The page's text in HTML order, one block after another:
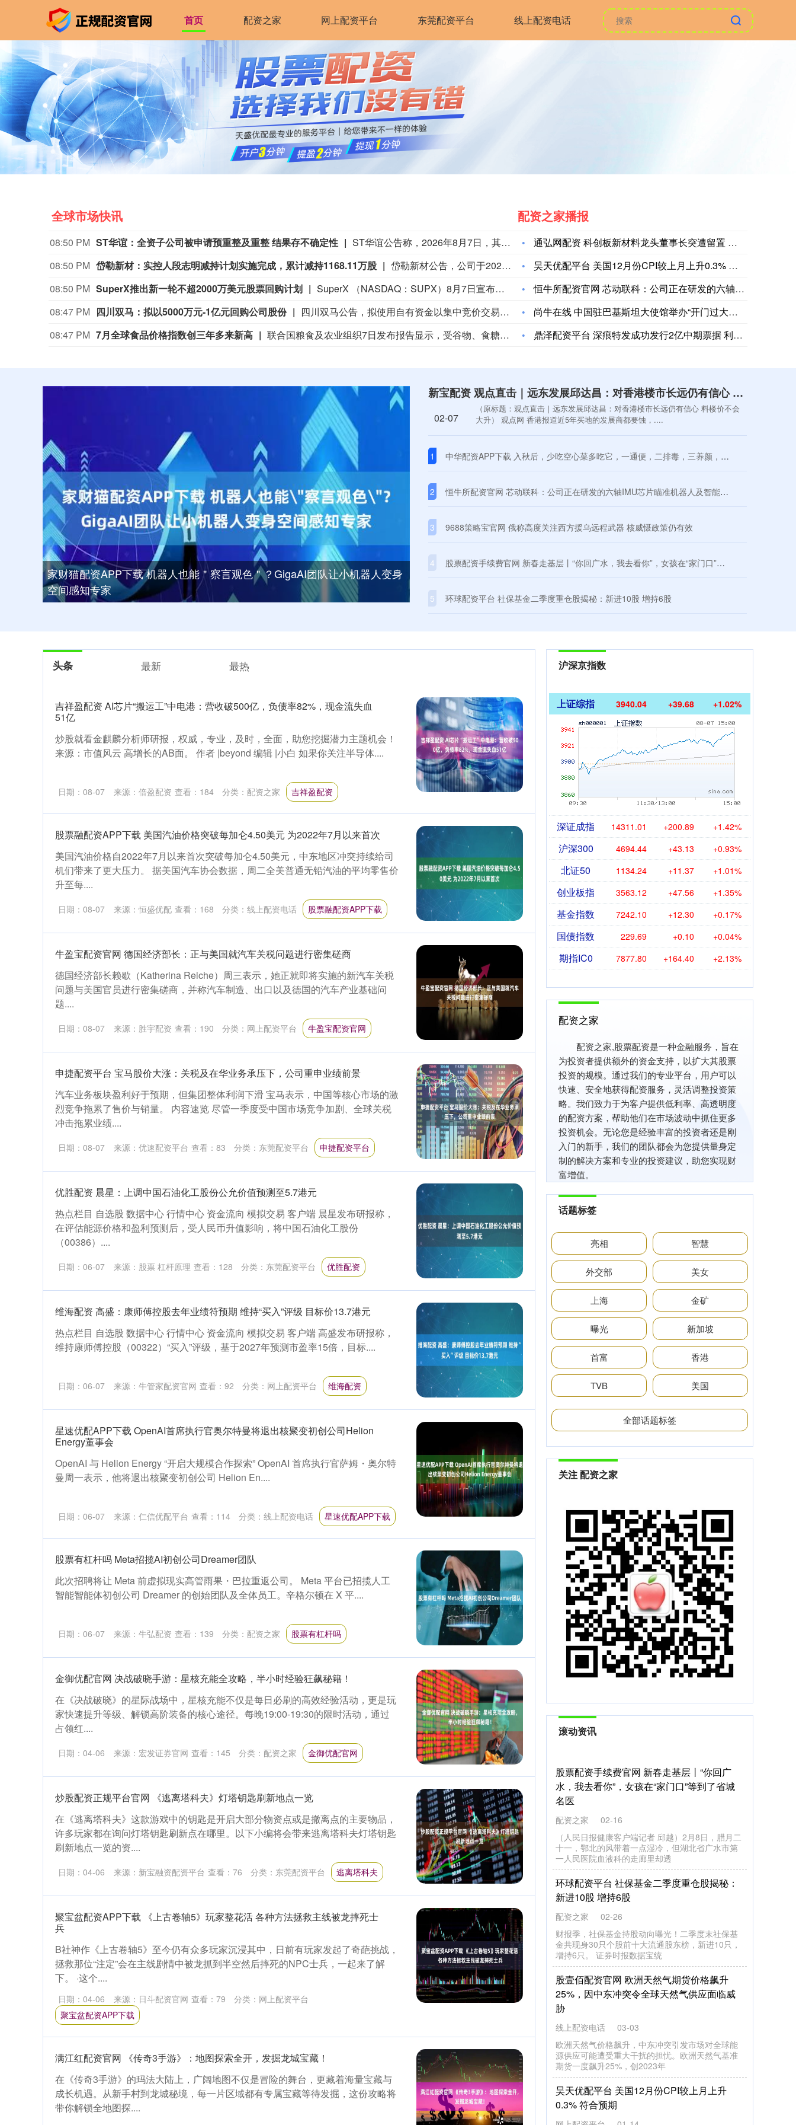
首页 配资之家 网上配资平台 东莞配资平台 线上配资电话
全球市场快讯
08:50 PM ST华谊：全资子公司被申请预重整及重整 结果存不确定性
ST华谊公告称，2026年8月7日，其全资子公司华谊电影收到债权人全息加（无锡）科技有限公司《告知函》，后者以华谊电影不能清偿到期债务且资不抵债但具备重整价值为由，于8月6日向金华中院申请对华谊电影进行重整并启动预重整程序，同时申请与公司预重整及重整案件协同审理。截至公告披露日，华谊电影未收到受理文件，后续是否进入预重整或重整程序存重大不确定性。若重整失败，华谊电影或被宣告破产，公司可能失去控制权。公司目前仍处预重整阶段，后续是否进入重整程序也不确定。
08:50 PM 岱勒新材：实控人段志明减持计划实施完成，累计减持1168.11万股
岱勒新材公告，公司于2026年5月19日披露实际控制人段志明先生的减持计划，其计划在2026年6月10日至2026年9月9日期间减持不超过1168.11万股（占总股本比例2.94%）。近日收到告知函，段志明先生于2026年6月15日至2026年8月6日期间，通过集中竞价及大宗交易方式累计减持1168.11万股，占总股本比例2.94%，本次减持计划已实施完成。减持后，段志明先生合计持有公司股份4031.64万股，占总股本比例10.15%。
08:50 PM SuperX推出新一轮不超2000万美元股票回购计划
SuperX （NASDAQ：SUPX）8月7日宣布，公司董事会批准设立新一轮12个月的股票回购计划，并授予最高2000万美元的回购额度。
08:47 PM 四川双马：拟以5000万元-1亿元回购公司股份
四川双马公告，拟使用自有资金以集中竞价交易方式回购公司股份，回购资金总额不低于人民币5000万元（含）且不超过人民币1亿元（含），回购价格不超过人民币36元/股（含），回购股份将用于维护公司价值及股东权益所必需，并在回购完成后的十二个月后全部用于出售。回购期限自2026年9月1日起至2026年11月6日。
08:47 PM 7月全球食品价格指数创三年多来新高 联合国粮食及农业组织7日发布报告显示，受谷物、食糖和植物油价格上涨带动，7月全球食品价格指数环比上涨0.6%至131.1点，为2023年1月以来新高，但较2022年3月历史高点低18.2%。 报告显示，谷物价格指数环比上涨3.4%，其中小麦价格因黑海地区出口受扰、主要产区高温上涨5.8%，玉米价格因美国部分产区高温干旱及能源价格走强上涨3.6%，大米价格总体稳定。 受国际原油价格上涨带动棕榈油和豆油价格走高等因素影响，植物油价格指数环比上涨2.0%，创2022年6月以来新高；受欧洲高温干旱等因素影响，食糖价格指数环比上涨5.6%；肉类和乳制品价格分别环比下降2.8%和0.7%。 报告指出，全球食品价格整体仍处于2022年以来相对低位，但地缘局势、极端天气等因素将继续推高部分农产品价格。(新华社)
配资之家播报
通弘网配资 科创板新材料龙头董事长突遭留置 董事会迅速“换帅
昊天优配平台 美国12月份CPI较上月上升0.3% 符合预期
恒牛所配资官网 芯动联科：公司正在研发的六轴IMU芯片瞄准机
尚牛在线 中国驻巴基斯坦大使馆举办“开门过大年”活动
鼎泽配资平台 深痕特发成功发行2亿中期票据 利率2.12%
家财猫配资APP下载 机器人也能＂察言观色＂？GigaAI团队让小机器人变身
空间感知专家
新宝配资 观点直击｜远东发展邱达昌：对香港楼市长远仍有信心 料楼价不会大升
（原标题：观点直击｜远东发展邱达昌：对香港楼市长远仍有信心 料楼价不会
大升） 观点网 香港报道近5年买地的发展商都要蚀，....
02-07
1 中华配资APP下载 入秋后，少吃空心菜多吃它，一通便，二排毒，三养颜，这菜全身是宝_红薯_嫩叶_野菜
2 恒牛所配资官网 芯动联科：公司正在研发的六轴IMU芯片瞄准机器人及智能驾驶等市场
3 9688策略宝官网 俄称高度关注西方援乌远程武器 核威慑政策仍有效
4 股票配资手续费官网 新春走基层丨“你回广水，我去看你”，女孩在“家门口”等到了省城名医
5 环球配资平台 社保基金二季度重仓股揭秘：新进10股 增持6股
头条 最新 最热
吉祥盈配资 AI芯片“搬运工”中电港：营收破500亿，负债率82%，现金流失血
51亿
炒股就看金麒麟分析师研报，权威，专业，及时，全面，助您挖掘潜力主题机会！
来源：市值风云 高增长的AB面。 作者 |beyond 编辑 |小白 如果你关注半导体....
日期：08-07 来源：倍盈配资 查看： 184 分类： 配资之家 吉祥盈配资
股票融配资APP下载 美国汽油价格突破每加仑4.50美元 为2022年7月以来首次
美国汽油价格自2022年7月以来首次突破每加仑4.50美元，中东地区冲突持续给司
机们带来了更大压力。 据美国汽车协会数据，周二全美普通无铅汽油的平均零售价
升至每....
日期：08-07 来源：恒盛优配 查看： 168 分类： 线上配资电话 股票融配资APP下载
牛盈宝配资官网 德国经济部长：正与美国就汽车关税问题进行密集磋商
德国经济部长赖歇（Katherina Reiche）周三表示，她正就即将实施的新汽车关税
问题与美国官员进行密集磋商，并称汽车制造、出口以及德国的汽车产业基础问
题....
日期：08-07 来源：胜宇配资 查看： 190 分类： 网上配资平台 牛盈宝配资官网
申捷配资平台 宝马股价大涨：关税及在华业务承压下，公司重申业绩前景
汽车业务板块盈利好于预期，但集团整体利润下滑 宝马表示，中国等核心市场的激
烈竞争拖累了售价与销量。 内容速览 尽管一季度受中国市场竞争加剧、全球关税
冲击拖累业绩....
日期：08-07 来源：优速配资平台 查看： 83 分类： 东莞配资平台 申捷配资平台
优胜配资 晨星：上调中国石油化工股份公允价值预测至5.7港元
热点栏目 自选股 数据中心 行情中心 资金流向 模拟交易 客户端 晨星发布研报称，
在评估能源价格和盈利预测后，受人民币升值影响，将中国石油化工股份
（00386）....
日期：06-07 来源：股票 杠杆原理 查看： 128 分类： 东莞配资平台 优胜配资
维海配资 高盛：康师傅控股去年业绩符预期 维持“买入”评级 目标价13.7港元
热点栏目 自选股 数据中心 行情中心 资金流向 模拟交易 客户端 高盛发布研报称，
维持康师傅控股（00322）“买入”评级，基于2027年预测市盈率15倍，目标....
日期：06-07 来源：牛管家配资官网 查看： 92 分类： 网上配资平台 维海配资
星速优配APP下载 OpenAI首席执行官奥尔特曼将退出核聚变初创公司Helion
Energy董事会
OpenAI 与 Helion Energy “开启大规模合作探索” OpenAI 首席执行官萨姆・奥尔特
曼周一表示，他将退出核聚变初创公司 Helion En....
日期：06-07 来源：仁信优配平台 查看： 114 分类： 线上配资电话 星速优配APP下载
股票有杠杆吗 Meta招揽AI初创公司Dreamer团队
此次招聘将让 Meta 前虚拟现实高管雨果・巴拉重返公司。 Meta 平台已招揽人工
智能智能体初创公司 Dreamer 的创始团队及全体员工。辛格尔顿在 X 平....
日期：06-07 来源：牛弘配资 查看： 139 分类： 配资之家 股票有杠杆吗
金御优配官网 决战破晓手游：星核充能全攻略，半小时经验狂飙秘籍！
在《决战破晓》的星际战场中，星核充能不仅是每日必刷的高效经验活动，更是玩
家快速提升等级、解锁高阶装备的核心途径。每晚19:00-19:30的限时活动，通过
占领红....
日期：04-06 来源：宏发证券官网 查看： 145 分类： 配资之家 金御优配官网
炒股配资正规平台官网 《逃离塔科夫》灯塔钥匙刷新地点一览
在《逃离塔科夫》这款游戏中的钥匙是开启大部分物资点或是撤离点的主要物品，
许多玩家都在询问灯塔钥匙刷新点在哪里。以下小编将会带来逃离塔科夫灯塔钥匙
刷新地点一览的资....
日期：04-06 来源：新宝融资配资平台 查看： 76 分类： 东莞配资平台 逃离塔科夫
聚宝盆配资APP下载 《上古卷轴5》玩家整花活 各种方法拯救主线被龙摔死士
兵
B社神作《上古卷轴5》至今仍有众多玩家沉浸其中，日前有玩家发起了奇葩挑战，
拯救那位“注定”会在主线剧情中被龙抓到半空然后摔死的NPC士兵，一起来了解
下。 ·这个....
日期：04-06 来源：日斗配资官网 查看： 79 分类： 网上配资平台
聚宝盆配资APP下载
满江红配资官网 《传奇3手游》：地图探索全开，发掘龙城宝藏！
在《传奇3手游》的玛法大陆上，广阔地图不仅是冒险的舞台，更藏着海量宝藏与
成长机遇。从新手村到龙城秘境，每一片区域都有专属宝藏等待发掘，这份攻略将
带你解锁全地图探....
沪深京指数
上证综指 3940.04 +39.68 +1.02%
深证成指 14311.01 +200.89 +1.42%
沪深300 4694.44 +43.13 +0.93%
北证50 1134.24 +11.37 +1.01%
创业板指 3563.12 +47.56 +1.35%
基金指数 7242.10 +12.30 +0.17%
国债指数 229.69 +0.10 +0.04%
期指IC0 7877.80 +164.40 +2.13%
配资之家
配资之家,股票配资是一种金融服务，旨在
为投资者提供额外的资金支持，以扩大其股票
投资的规模。通过我们的专业平台，用户可以
快速、安全地获得配资服务，灵活调整投资策
略。我们致力于为客户提供低利率、高透明度
的配资方案，帮助他们在市场波动中抓住更多
投资机会。无论您是经验丰富的投资者还是刚
入门的新手，我们的团队都会为您提供量身定
制的解决方案和专业的投资建议，助您实现财
富增值。
话题标签
亮相 智慧
外交部 美女
上海 金矿
曝光 新加坡
首富 香港
TVB 美国
全部话题标签
关注 配资之家
滚动资讯
股票配资手续费官网 新春走基层丨“你回广
水，我去看你”，女孩在“家门口”等到了省城
名医
配资之家
02-16
（人民日报健康客户端记者 邱越）2月8日，腊月二
十一，鄂北的风带着一点湿冷，但湖北省广水市第
一人民医院血液科的走廊里却透
环球配资平台 社保基金二季度重仓股揭秘：
新进10股 增持6股
配资之家
02-26
财报季，社保基金持股动向曝光！二季度末社保基
金共现身30只个股前十大流通股东榜，新进10只，
增持6只。 证券时报数据宝统
股壹佰配资官网 欧洲天然气期货价格飙升
25%，因中东冲突令全球天然气供应面临威
胁
线上配资电话
03-03
欧洲天然气价格飙升，中东冲突引发市场对全球能
源供应可能遭受重大干扰的担忧。欧洲天然气基准
期货一度飙升25%，创2023年
昊天优配平台 美国12月份CPI较上月上升
0.3% 符合预期